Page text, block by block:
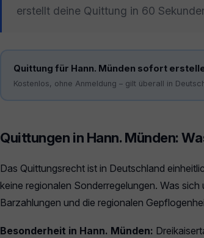
erstellt deine Quittung in 60
Quittung für Hann. Münden sofort
Kostenlos, ohne Anmeldung – gilt überall in
Quittungen in Hann. Münden:
Das Quittungsrecht ist in Deutschland
keine regionalen Sonderregelungen. Was
Barzahlungen und die regionalen
Besonderheit in Hann. Münden: